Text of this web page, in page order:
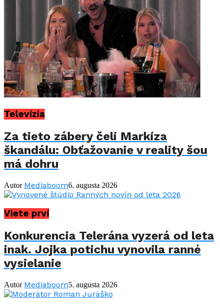
Televízia
Za tieto zábery čelí Markíza
škandálu: Obťažovanie v reality šou
má dohru
Autor Mediaboom6. augusta 2026
Viete prví
Konkurencia Telerána vyzerá od leta
inak. Jojka potichu vynovila ranné
vysielanie
Autor Mediaboom5. augusta 2026